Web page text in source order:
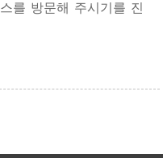
를 방문해 주시기를 진